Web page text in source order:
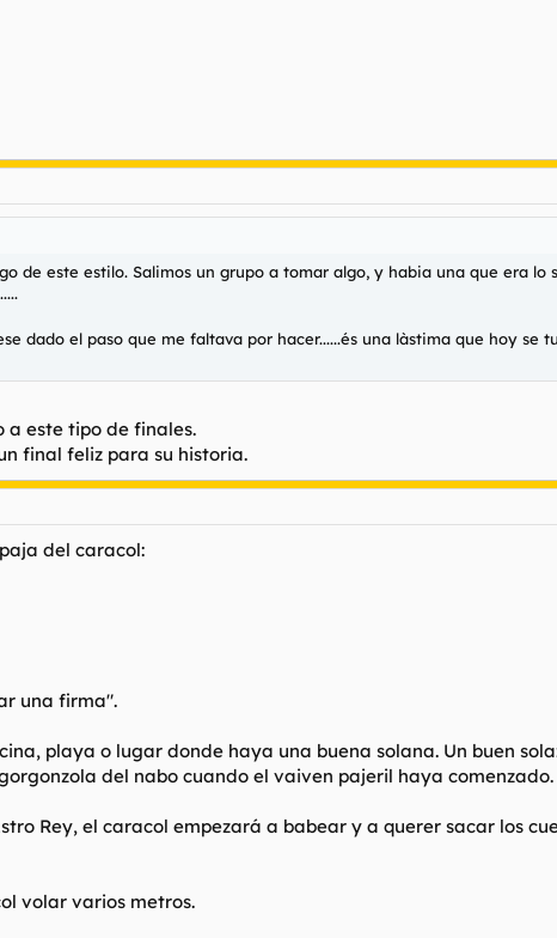
de este estilo. Salimos un grupo a tomar algo, y habia una que era
dado el paso que me faltava por hacer......és una làstima que hoy se
a este tipo de finales.
final feliz para su historia.
del caracol:
una firma".
playa o lugar donde haya una buena solana. Un buen
del nabo cuando el vaiven pajeril haya comenzado.
Rey, el caracol empezará a babear y a querer sacar los
volar varios metros.